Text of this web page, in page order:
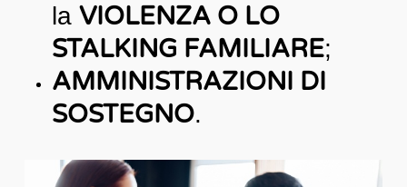
la VIOLENZA O LO
STALKING FAMILIARE;
AMMINISTRAZIONI DI
SOSTEGNO.